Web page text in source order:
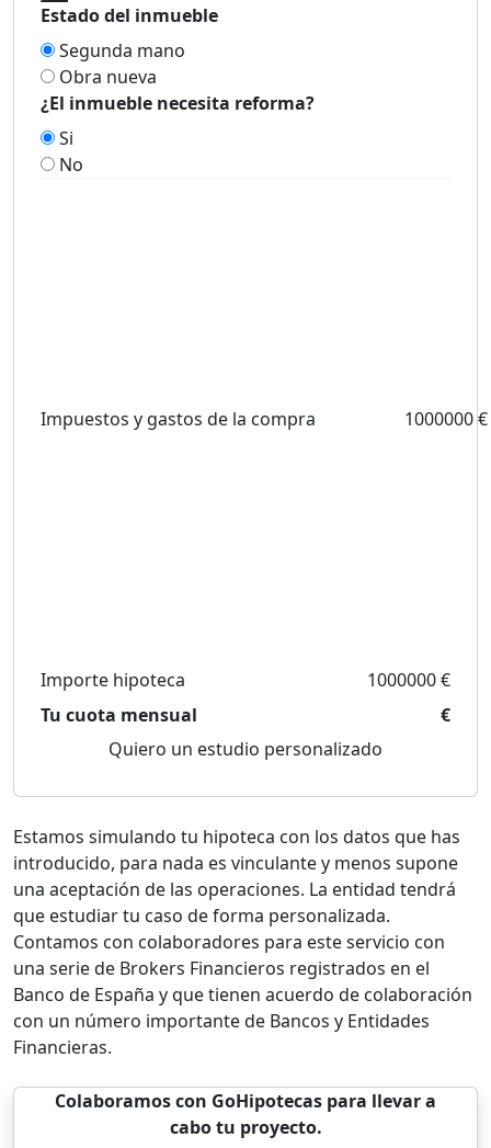
Estado del inmueble
Segunda mano
Obra nueva
¿El inmueble necesita reforma?
Si
No
Impuestos y gastos de la compra 1000000 €
Importe hipoteca
1000000 €
Tu cuota mensual
€
Quiero un estudio personalizado
Estamos simulando tu hipoteca con los datos que has
introducido, para nada es vinculante y menos supone
una aceptación de las operaciones. La entidad tendrá
que estudiar tu caso de forma personalizada.
Contamos con colaboradores para este servicio con
una serie de Brokers Financieros registrados en el
Banco de España y que tienen acuerdo de colaboración
con un número importante de Bancos y Entidades
Financieras.
Colaboramos con GoHipotecas para llevar a
cabo tu proyecto.